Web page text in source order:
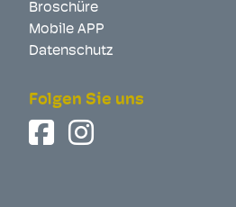
Broschüre
Mobile APP
Datenschutz
Folgen Sie uns